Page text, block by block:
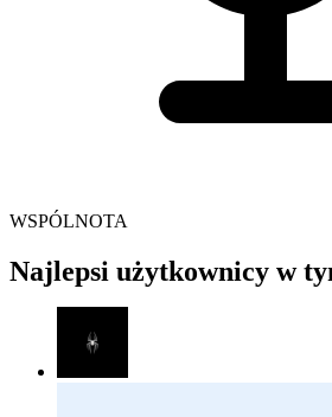
WSPÓLNOTA
Najlepsi użytkownicy w